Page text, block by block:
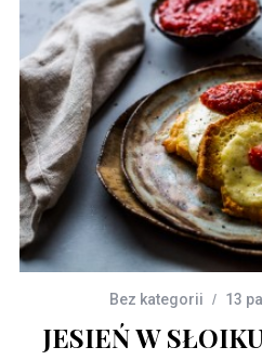
Bez kategorii 13
JESIEŃ W